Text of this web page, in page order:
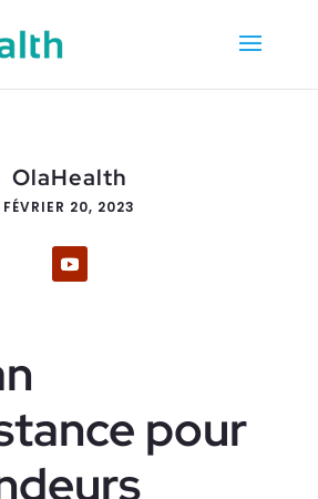
OlaHealth
FÉVRIER 20, 2023
pour